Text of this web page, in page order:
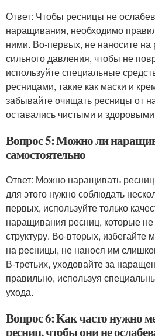
Ответ: Чтобы ресницы не
наращивания, необходимо
ними. Во-первых, не наносите
сильного давления, чтобы не
используйте специальные
ресницами, такие как маски и
забывайте очищать ресницы от
оставались чистыми и
Вопрос 5: Можно ли
самостоятельно
Ответ: Можно наращивать
для этого нужно соблюдать
первых, используйте только
наращивания ресниц, которые
структуру. Во-вторых, избегайте
на ресницы, не нанося им
В-третьих, уходовайте за
правильно, используя
ухода.
Вопрос 6: Как часто нужно
ресниц, чтобы они не